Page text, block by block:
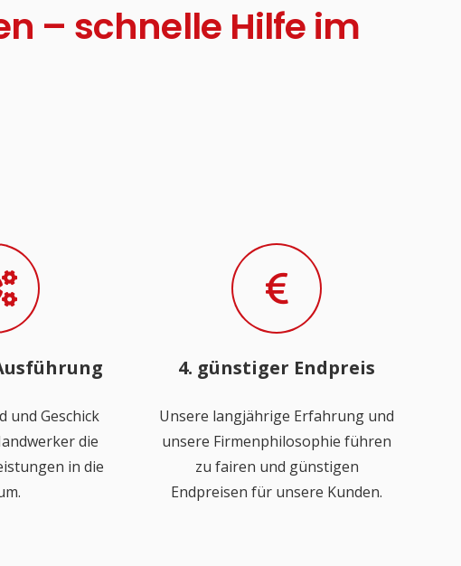
– schnelle Hilfe im
und Geschick
die
in die
4. günstiger Endpreis
Unsere langjährige Erfahrung und
unsere Firmenphilosophie führen
zu fairen und günstigen
Endpreisen für unsere Kunden.